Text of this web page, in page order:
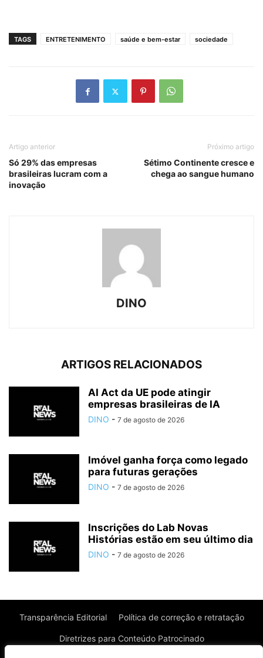
TAGS ENTRETENIMENTO saúde e bem-estar sociedade
Artigo anterior
Só 29% das empresas
brasileiras lucram com a
inovação
Próximo artigo
Sétimo Continente cresce e
chega ao sangue humano
DINO
ARTIGOS RELACIONADOS
AI Act da UE pode atingir
empresas brasileiras de IA
DINO - 7 de agosto de 2026
Imóvel ganha força como legado
para futuras gerações
DINO - 7 de agosto de 2026
Inscrições do Lab Novas
Histórias estão em seu último dia
DINO - 7 de agosto de 2026
Transparência Editorial Política de correção e retratação
Diretrizes para Conteúdo Patrocinado